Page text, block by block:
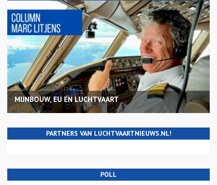
MIJNBOUW, EU EN LUCHTVAART
PARTNERS VAN LUCHTVAARTNIEUWS.NL!
POLL